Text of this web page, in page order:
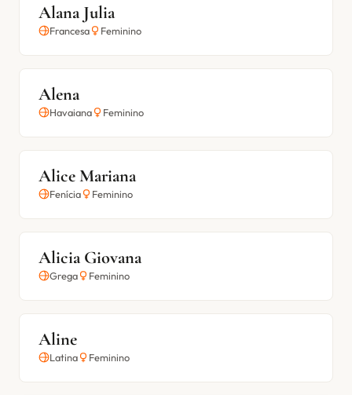
Alana Julia
Francesa Feminino
Alena
Havaiana Feminino
Alice Mariana
Fenícia Feminino
Alicia Giovana
Grega Feminino
Aline
Latina Feminino